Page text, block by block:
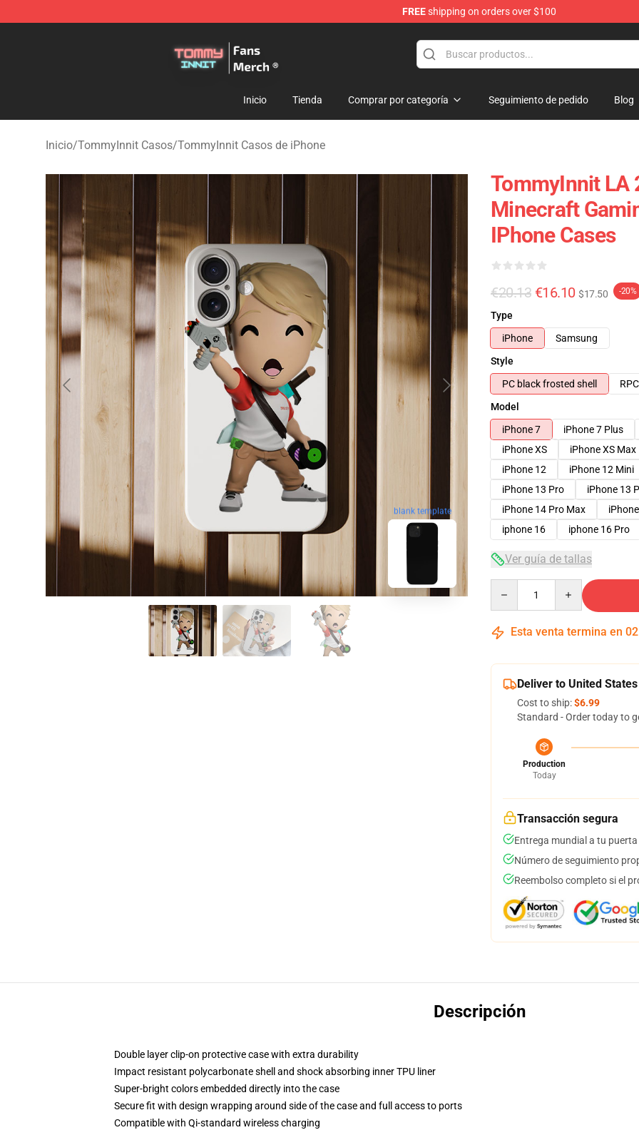
FREEshipping on orders over $100
Inicio Tienda Comprar por categoría Seguimiento de pedido Blog
Inicio/TommyInnit Casos/TommyInnit Casos de iPhone
blank template
TommyInnit LA
Minecraft
IPhone Cases
€20.13 €16.10 $17.50 -20%
Type
iPhone
Samsung
Style
PC black frosted shell
Model
iPhone 7
iPhone 7 Plus
iPhone XS
iPhone XS Max
iPhone 12
iPhone 12 Mini
iPhone 13 Pro
iPhone 13
iPhone 14 Pro Max
iphone 16
iphone 16 Pro
Ver guía de tallas
Esta venta termina en 02
Deliver to United States
Cost to ship:$6.99
Standard - Order today to
Production
Today
Transacción segura
Entrega mundial a tu puerta
Número de seguimiento
Reembolso completo si el
Descripción
Double layer clip-on protective case with extra durability
Impact resistant polycarbonate shell and shock absorbing inner TPU liner
Super-bright colors embedded directly into the case
Secure fit with design wrapping around side of the case and full access to ports
Compatible with Qi-standard wireless charging